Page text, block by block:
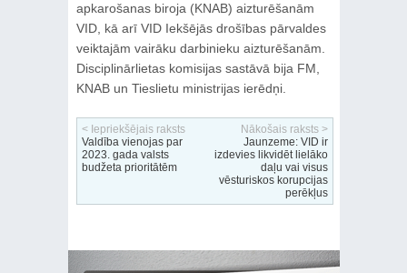
apkarošanas biroja (KNAB) aizturēšanām
VID, kā arī VID Iekšējās drošības pārvaldes
veiktajām vairāku darbinieku aizturēšanām.
Disciplinārlietas komisijas sastāvā bija FM,
KNAB un Tieslietu ministrijas ierēdņi.
< Iepriekšējais raksts
Valdība vienojas par
2023. gada valsts
budžeta prioritātēm
Nākošais raksts >
Jaunzeme: VID ir
izdevies likvidēt lielāko
daļu vai visus
vēsturiskos korupcijas
perēkļus